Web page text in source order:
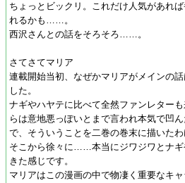
ちょっとビックリ。これだけ人気があれ
れるかも……。
西沢さんとの話をそろそろ……。
さてさてマリア
連載開始当初、なぜかマリアがメインの
した。
ナギやハヤテに比べて全然ファンレター
らは意地悪っぽいとまで言われ本気で凹ん
で、そういうことを二巻の巻末に描いた
そこから徐々に……本当にジワジワとナギ
きた感じです。
マリアはこの漫画の中で物凄く重要なキ